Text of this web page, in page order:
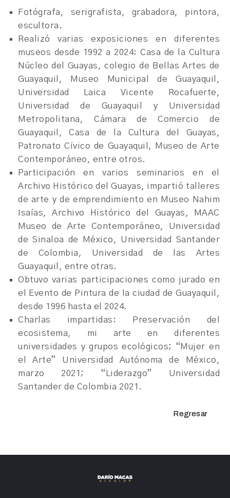
Fotógrafa, serigrafista, grabadora, pintora,
escultora.
Realizó varias exposiciones en diferentes
museos desde 1992 a 2024: Casa de la Cultura
Núcleo del Guayas, colegio de Bellas Artes de
Guayaquil, Museo Municipal de Guayaquil,
Universidad Laica Vicente Rocafuerte,
Universidad de Guayaquil y Universidad
Metropolitana, Cámara de Comercio de
Guayaquil, Casa de la Cultura del Guayas,
Patronato Cívico de Guayaquil, Museo de Arte
Contemporáneo, entre otros.
Participación en varios seminarios en el
Archivo Histórico del Guayas, impartió talleres
de arte y de emprendimiento en Museo Nahim
Isaías, Archivo Histórico del Guayas, MAAC
Museo de Arte Contemporáneo, Universidad
de Sinaloa de México, Universidad Santander
de Colombia, Universidad de las Artes
Guayaquil, entre otras.
Obtuvo varias participaciones como jurado en
el Evento de Pintura de la ciudad de Guayaquil,
desde 1996 hasta el 2024.
Charlas impartidas: Preservación del
ecosistema, mi arte en diferentes
universidades y grupos ecológicos; “Mujer en
el Arte” Universidad Autónoma de México,
marzo 2021; “Liderazgo” Universidad
Santander de Colombia 2021.
Regresar